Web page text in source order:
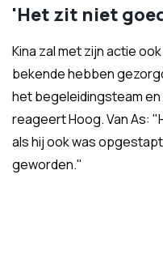
'Het zit niet
Kina zal met zijn actie
bekende hebben
het begeleidingsteam
reageert Hoog. Van As:
als hij ook was
geworden."